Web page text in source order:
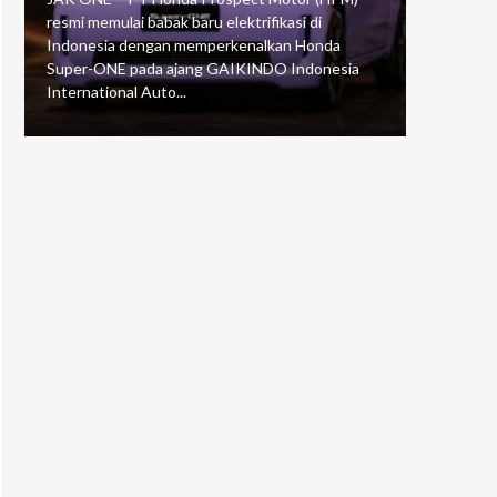
resmi memulai babak baru elektrifikasi di
Indonesia dengan memperkenalkan Honda
Super-ONE pada ajang GAIKINDO Indonesia
International Auto...